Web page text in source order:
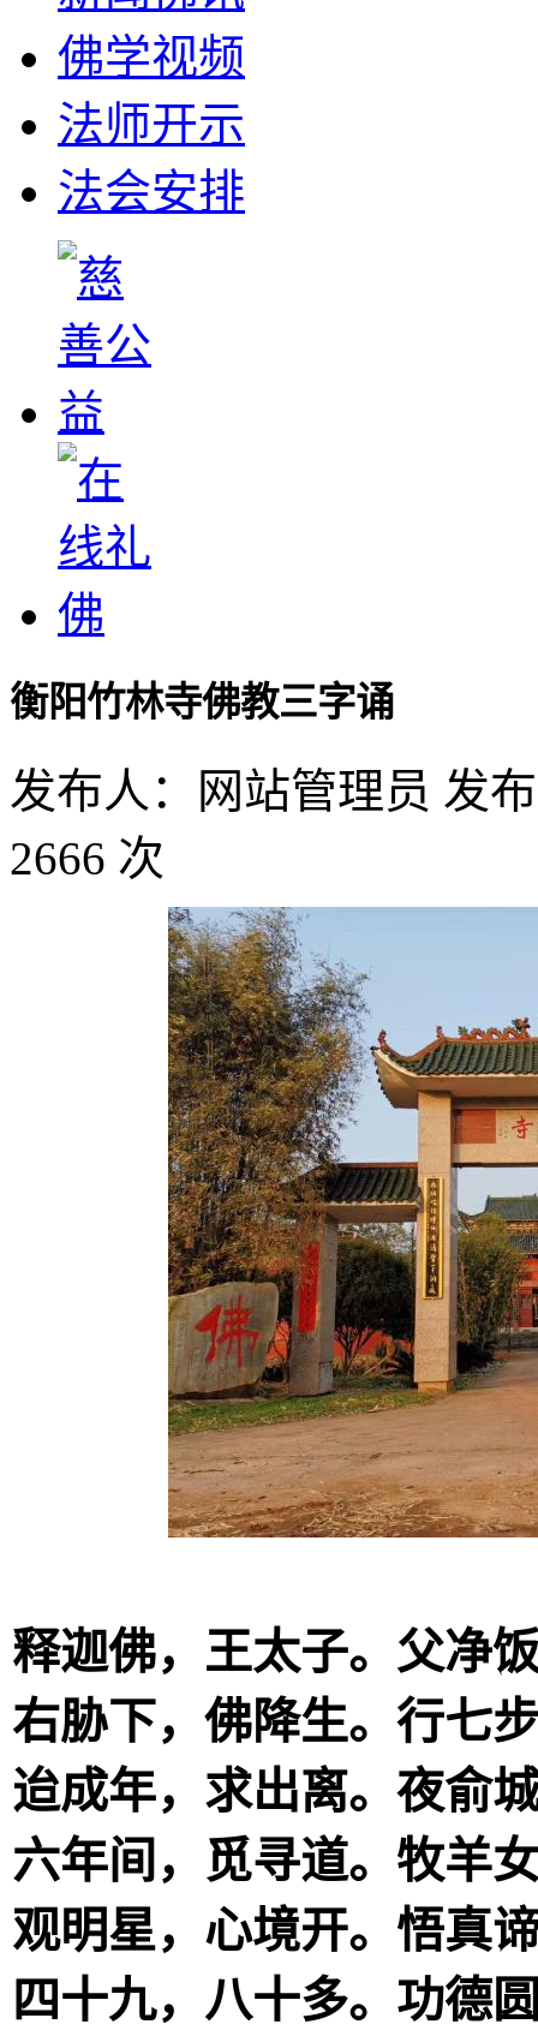
佛学视频
法师开示
法会安排
衡阳竹林寺佛教三字诵
发布人：网站管理员 发
2666 次
释迦佛，王太子。父净
右胁下，佛降生。行七
迨成年，求出离。夜俞
六年间，觅寻道。牧羊
观明星，心境开。悟真
四十九，八十多。功德